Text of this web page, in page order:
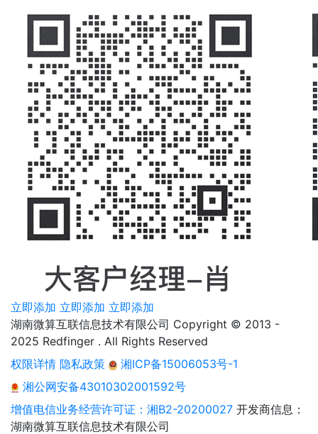
立即添加 立即添加 立即添加
湖南微算互联信息技术有限公司 Copyright © 2013 -
2025 Redfinger . All Rights Reserved
权限详情 隐私政策
湘ICP备15006053号-1
湘公网安备43010302001592号
增值电信业务经营许可证：湘B2-20200027 开发商信息：
湖南微算互联信息技术有限公司